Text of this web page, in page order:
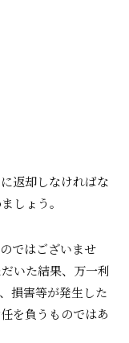
返却しなければな
しょう。
ではございませ
いた結果、万一利
損害等が発生した
を負うものではあ